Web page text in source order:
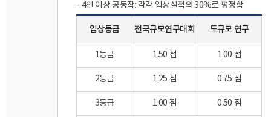
- 4인 이상 공동작: 각각 입상실적의 30%로 평정함
입상등급 전국규모연구대회 도규모 연구
1등급 1.50 점 1.00 점
2등급 1.25 점 0.75 점
3등급 1.00 점 0.50 점